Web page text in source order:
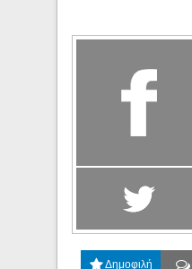
Δημοφιλή